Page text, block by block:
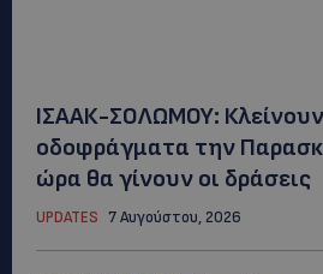
ΙΣΑΑΚ-ΣΟΛΩΜΟΥ:
οδοφράγματα την
ώρα θα γίνουν οι δράσεις
UPDATES 7 Αυγούστου, 2026